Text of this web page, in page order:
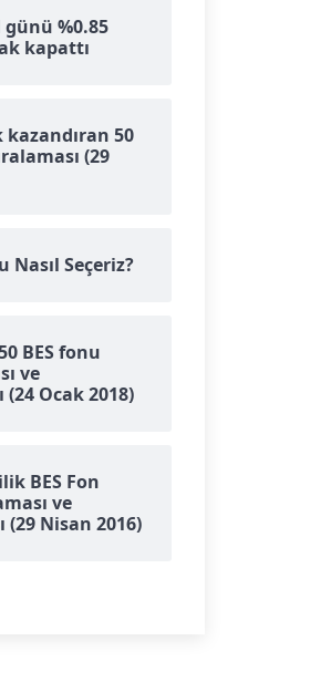
%0.85
kapattı
kazandıran 50
(29
Nasıl Seçeriz?
BES fonu
ve
(24 Ocak 2018)
BES Fon
ve
(29 Nisan 2016)